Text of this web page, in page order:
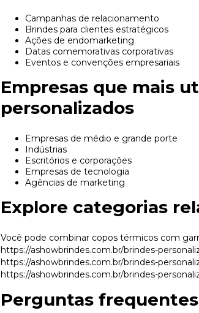
Campanhas de relacionamento
Brindes para clientes estratégicos
Ações de endomarketing
Datas comemorativas corporativas
Eventos e convenções empresariais
Empresas que mais
personalizados
Empresas de médio e grande porte
Indústrias
Escritórios e corporações
Empresas de tecnologia
Agências de marketing
Explore categorias
Você pode combinar copos térmicos com
https://ashowbrindes.com.br/brindes-
https://ashowbrindes.com.br/brindes-
https://ashowbrindes.com.br/brindes-
Perguntas